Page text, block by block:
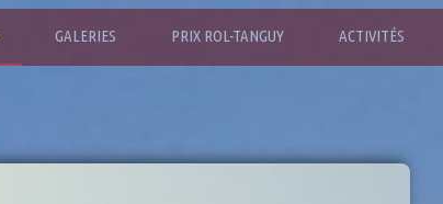
GALERIES PRIX ROL-TANGUY ACTIVITÉS